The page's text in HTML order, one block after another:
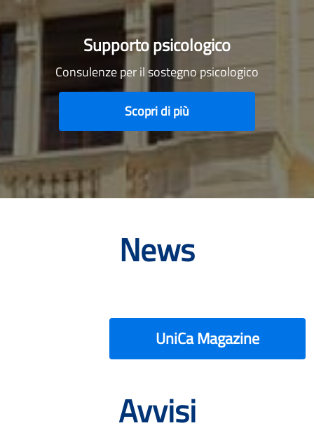
Supporto psicologico
Consulenze per il sostegno psicologico
Scopri di più
News
UniCa Magazine
Avvisi